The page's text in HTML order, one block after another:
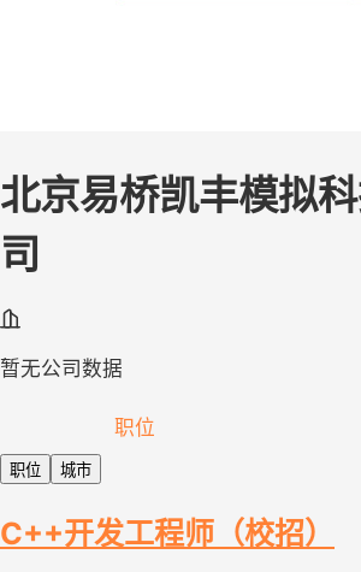
北京易桥凯丰模拟
司
暂无公司数据
职位
职位 城市
C++开发工程师（校招）